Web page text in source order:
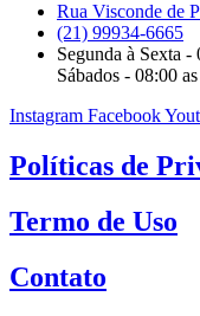
Rua Visconde de
(21) 99934-6665
Segunda à Sexta -
Sábados - 08:00
Instagram Facebook
Políticas de
Termo de Uso
Contato